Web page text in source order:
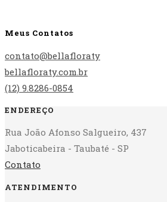
Meus Contatos
contato@bellafloraty
bellafloraty.com.br
(12) 9.8286-0854
ENDEREÇO
Rua João Afonso Salgueiro, 437
Jaboticabeira - Taubaté - SP
Contato
ATENDIMENTO